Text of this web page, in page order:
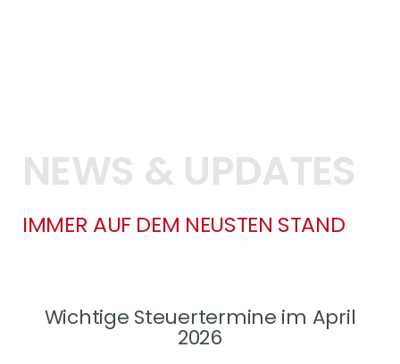
NEWS & UPDATES
IMMER AUF DEM NEUSTEN STAND
Wichtige Steuertermine im April
2026